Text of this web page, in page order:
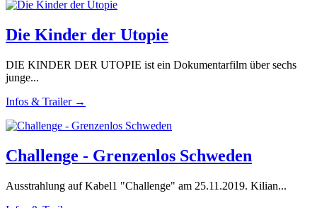
Die Kinder der Utopie
DIE KINDER DER UTOPIE ist ein Dokumentarfilm über sechs
junge...
Infos & Trailer →
Challenge - Grenzenlos Schweden
Ausstrahlung auf Kabel1 "Challenge" am 25.11.2019. Kilian...